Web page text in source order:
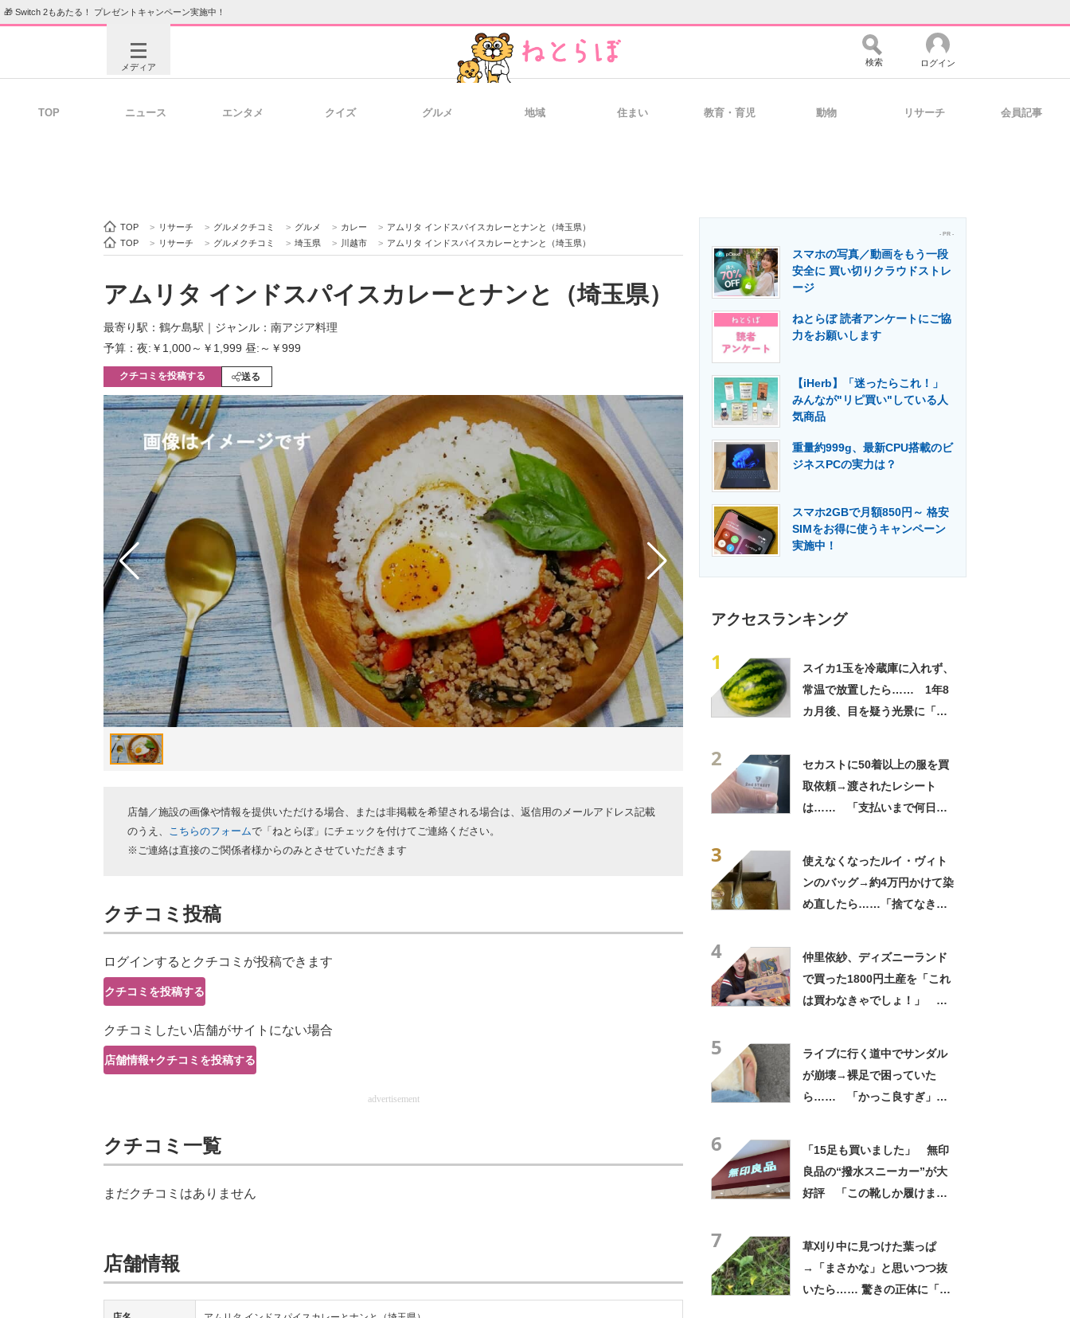
🎁 Switch 2もあたる！ プレゼントキャンペーン実施中！
メディア
経営リーダーのコミュニティ マーケ×ITの今がよく分かる
ITエンジニア向け専門サイト 企業向けIT製品の総合サイト IT製品の技術・比較・事例 製造業のIT導入・活用を支援
モノづくり技術者専門サイト
ちょっと気になるネットの話題
検索 ログイン
TOP ニュース エンタメ クイズ グルメ 地域 住まい 教育・育児 動物 リサーチ 会員記事
TOP > リサーチ > グルメクチコミ > グルメ > カレー > アムリタ インドスパイスカレーとナンと（埼玉県）
TOP
> リサーチ > グルメクチコミ > 埼玉県 > 川越市 > アムリタ インドスパイスカレーとナンと（埼玉県）
アムリタ インドスパイスカレーとナンと（埼玉県）
最寄り駅：鶴ケ島駅 ｜ ジャンル：南アジア料理
予算：夜:￥1,000～￥1,999 昼:～￥999
クチコミを投稿する 送る
店舗／施設の画像や情報を提供いただける場合、または非掲載を希望される場合は、返信用のメールアドレス記載
のうえ、 こちらのフォームで「ねとらぼ」にチェックを付けてご連絡ください。
※ご連絡は直接のご関係者様からのみとさせていただきます
クチコミ投稿
ログインするとクチコミが投稿できます
クチコミを投稿する
クチコミしたい店舗がサイトにない場合
店舗情報+クチコミを投稿する
advertisement
クチコミ一覧
まだクチコミはありません
店舗情報
- PR -
スマホの写真／動画をもう一段
安全に 買い切りクラウドストレ
ージ
ねとらぼ 読者アンケートにご協
力をお願いします
【iHerb】「迷ったらこれ！」
みんなが"リピ買い"している人
気商品
重量約999g、最新CPU搭載のビ
ジネスPCの実力は？
スマホ2GBで月額850円～ 格安
SIMをお得に使うキャンペーン
実施中！
アクセスランキング
1
スイカ1玉を冷蔵庫に入れず、
常温で放置したら…… 1年8
カ月後、目を疑う光景に「ヤ
2
セカストに50着以上の服を買
取依頼→渡されたレシート
は…… 「支払いまで何日か
3
使えなくなったルイ・ヴィト
ンのバッグ→約4万円かけて染
め直したら……「捨てなきゃ
4
仲里依紗、ディズニーランド
で買った1800円土産を「これ
は買わなきゃでしょ！」
5
ライブに行く道中でサンダル
が崩壊→裸足で困っていた
ら…… 「かっこ良すぎ」ま
6
「15足も買いました」 無印
良品の“撥水スニーカー”が大
好評 「この靴しか履けませ
7
草刈り中に見つけた葉っぱ
→「まさかな」と思いつつ抜
いたら…… 驚きの正体に「お